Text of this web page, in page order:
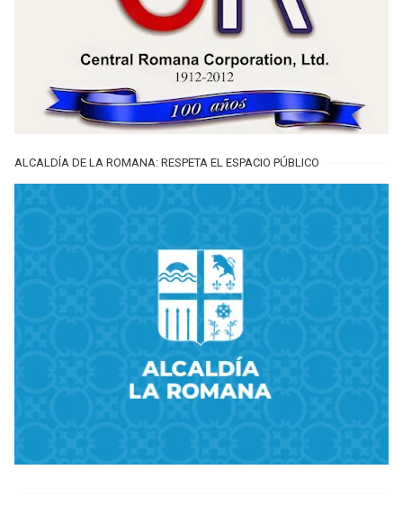
ALCALDÍA DE LA ROMANA: RESPETA EL ESPACIO PÚBLICO